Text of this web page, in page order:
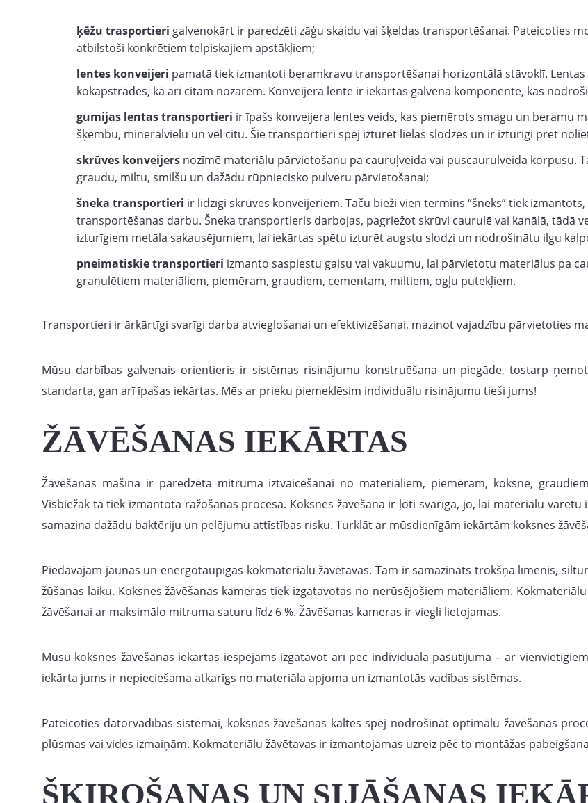
ķēžu trasportieri galvenokārt ir paredzēti zāģu skaidu vai šķeldas transportēšanai. Pateicoties
atbilstoši konkrētiem telpiskajiem apstākļiem;
lentes konveijeri pamatā tiek izmantoti beramkravu transportēšanai horizontālā stāvoklī.
kokapstrādes, kā arī citām nozarēm. Konveijera lente ir iekārtas galvenā komponente, kas
gumijas lentas transportieri ir īpašs konveijera lentes veids, kas piemērots smagu un beramu
šķembu, minerālvielu un vēl citu. Šie transportieri spēj izturēt lielas slodzes un ir izturīgi pret
skrūves konveijers nozīmē materiālu pārvietošanu pa cauruļveida vai puscaurulveida korpusu.
graudu, miltu, smilšu un dažādu rūpniecisko pulveru pārvietošanai;
šneka transportieri ir līdzīgi skrūves konveijeriem. Taču bieži vien termins “šneks” tiek
transportēšanas darbu. Šneka transportieris darbojas, pagriežot skrūvi caurulē vai kanālā, tādā
izturīgiem metāla sakausējumiem, lai iekārtas spētu izturēt augstu slodzi un nodrošinātu ilgu
pneimatiskie transportieri izmanto saspiestu gaisu vai vakuumu, lai pārvietotu materiālus pa
granulētiem materiāliem, piemēram, graudiem, cementam, miltiem, ogļu putekļiem.
Transportieri ir ārkārtīgi svarīgi darba atvieglošanai un efektivizēšanai, mazinot vajadzību pārvietoties
Mūsu darbības galvenais orientieris ir sistēmas risinājumu konstruēšana un piegāde, tostarp
standarta, gan arī īpašas iekārtas. Mēs ar prieku piemeklēsim individuālu risinājumu tieši jums!
ŽĀVĒŠANAS IEKĀRTAS
Žāvēšanas mašīna ir paredzēta mitruma iztvaicēšanai no materiāliem, piemēram, koksne,
Visbiežāk tā tiek izmantota ražošanas procesā. Koksnes žāvēšana ir ļoti svarīga, jo, lai materiālu
samazina dažādu baktēriju un pelējumu attīstības risku. Turklāt ar mūsdienīgām iekārtām koksnes
Piedāvājam jaunas un energotaupīgas kokmateriālu žāvētavas. Tām ir samazināts trokšņa līmenis,
žūšanas laiku. Koksnes žāvēšanas kameras tiek izgatavotas no nerūsējošiem materiāliem.
žāvēšanai ar maksimālo mitruma saturu līdz 6 %. Žāvēšanas kameras ir viegli lietojamas.
Mūsu koksnes žāvēšanas iekārtas iespējams izgatavot arī pēc individuāla pasūtījuma – ar
iekārta jums ir nepieciešama atkarīgs no materiāla apjoma un izmantotās vadības sistēmas.
Pateicoties datorvadības sistēmai, koksnes žāvēšanas kaltes spēj nodrošināt optimālu žāvēšanas
plūsmas vai vides izmaiņām. Kokmateriālu žāvētavas ir izmantojamas uzreiz pēc to montāžas
ŠĶIROŠANAS UN SIJĀŠANAS